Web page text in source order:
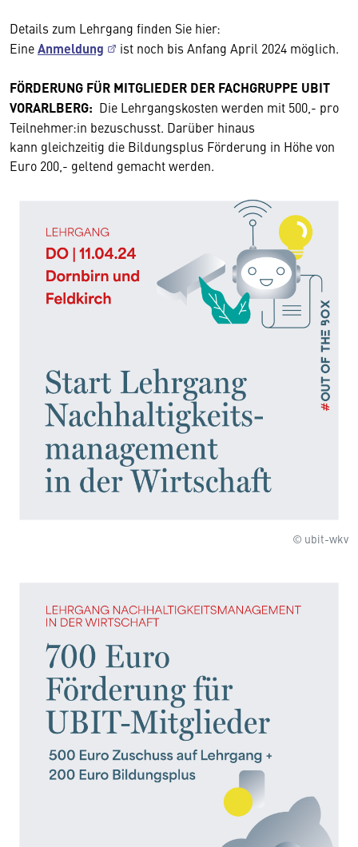
Details zum Lehrgang finden Sie hier:
EineAnmeldung ist noch bis Anfang April 2024 möglich.
FÖRDERUNG FÜR MITGLIEDER DER FACHGRUPPE UBIT
VORARLBERG: Die Lehrgangskosten werden mit 500,- pro
Teilnehmer:in bezuschusst. Darüber hinaus
kann gleichzeitig die Bildungsplus Förderung in Höhe von
Euro 200,- geltend gemacht werden.
© ubit-wkv